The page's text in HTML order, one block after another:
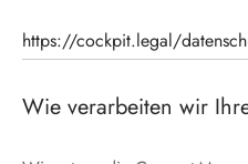
https://cockpit.legal/
Wie verarbeiten wir